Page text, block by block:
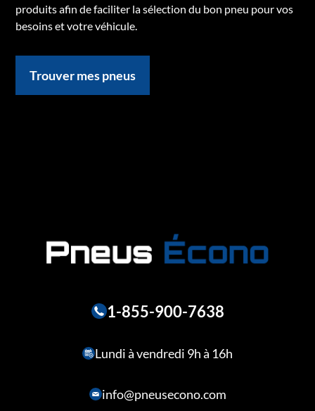
produits afin de faciliter la sélection du bon pneu pour vos
besoins et votre véhicule.
Trouver mes pneus
1-855-900-7638
Lundi à vendredi 9h à 16h
info@pneusecono.com